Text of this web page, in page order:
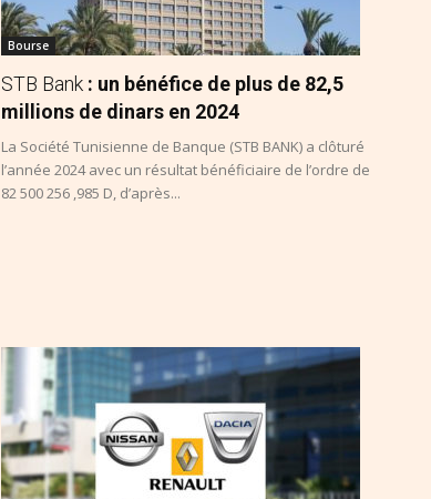
Bourse
STB Bank : un bénéfice de plus de 82,5
millions de dinars en 2024
La Société Tunisienne de Banque (STB BANK) a clôturé
l’année 2024 avec un résultat bénéficiaire de l’ordre de
82 500 256 ,985 D, d’après...